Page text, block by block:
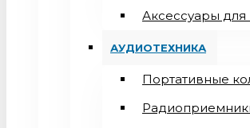
Аксессуары
АУДИОТЕХНИКА
Портативные